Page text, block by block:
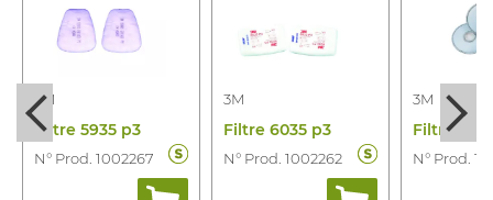
3M
Filtre 5935 p3
N° Prod. 1002267
3M
Filtre 6035 p3
N° Prod. 1002262
3M
N° Prod.